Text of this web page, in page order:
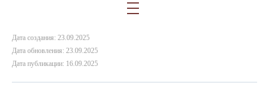
Дата создания: 23.09.2025
Дата обновления: 23.09.2025
Дата публикации: 16.09.2025